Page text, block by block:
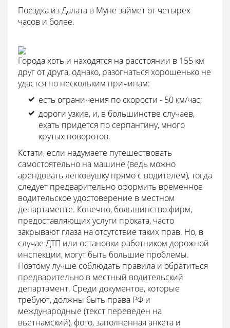
Поездка из Далата в Муне займет от четырех
часов и более.
Города хоть и находятся на расстоянии в 155 км
друг от друга, однако, разогнаться хорошенько не
удастся по нескольким причинам:
есть ограничения по скорости - 50 км/час;
дороги узкие, и, в большинстве случаев,
ехать придется по серпантину, много
крутых поворотов.
Кстати, если надумаете путешествовать
самостоятельно на машине (ведь можно
арендовать легковушку прямо с водителем), тогда
следует предварительно оформить временное
водительское удостоверение в местном
департаменте. Конечно, большинство фирм,
предоставляющих услуги проката, часто
закрывают глаза на отсутствие таких прав. Но, в
случае ДТП или остановки работником дорожной
инспекции, могут быть большие проблемы.
Поэтому лучше соблюдать правила и обратиться
предварительно в местный водительский
департамент. Среди документов, которые
требуют, должны быть права РФ и
международные (текст переведен на
вьетнамский), фото, заполненная анкета и